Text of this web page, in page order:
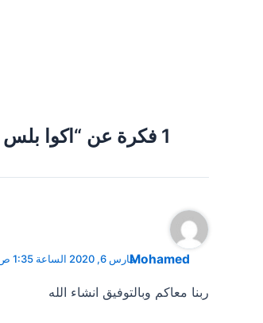
1 فكرة عن “اكوا بلس شراب”
Mohamedمارس 6, 2020 الساعة 1:35 ص
ربنا معاكم وبالتوفيق انشاء الله